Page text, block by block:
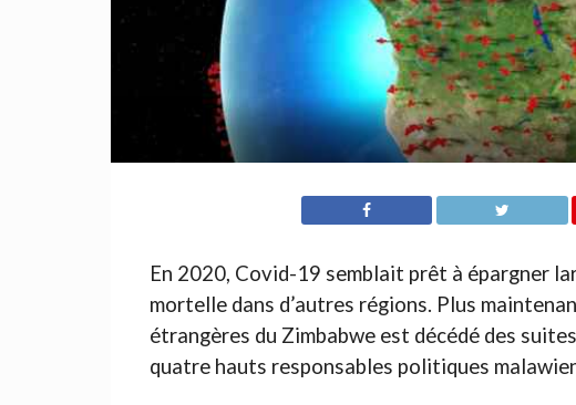
En 2020, Covid-19 semblait prêt à épargner
mortelle dans d’autres régions. Plus
étrangères du Zimbabwe est décédé des
quatre hauts responsables politiques